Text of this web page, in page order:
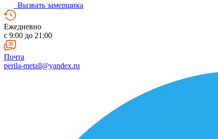
Вызвать замерщика
Ежедневно
c 9:00 до 21:00
Почта
perila-metall@yandex.ru